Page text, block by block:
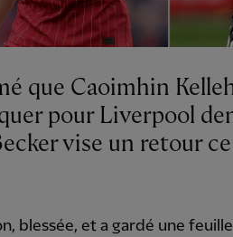
que Caoimhin
pour Liverpool
vise un retour
blessée, et a gardé une